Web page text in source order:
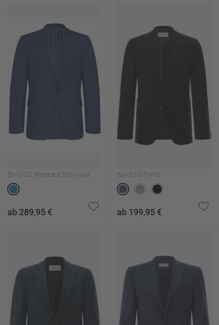
Sakko CG Shane aus Schurwolle
ab 289,95 €
Sakko CG Franko
ab 199,95 €